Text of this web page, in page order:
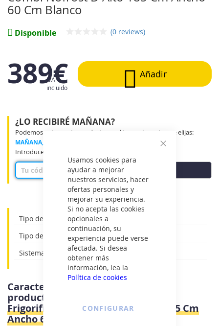
Usamos cookies para
ayudar a mejorar
nuestros servicios, hacer
ofertas personales y
mejorar su experiencia.
Si no acepta las cookies
opcionales a
continuación, su
experiencia puede verse
afectada. Si desea
obtener más
información, lea la
Política de cookies
CONFIGURAR
60 Cm Blanco
Disponible (0 reviews)
389€
IVA
incluido
Añadir
¿LO RECIBIRÉ MAÑANA?
Podemos entregar tu producto en el tramo horario que elijas:
MAÑANA, MEDIO DÍA o TARDE
Introduce tu código postal para ver disponibilidad
Tipo de instalación: Instalación libre
Tipo de frigorífico: Combinado
Sistema de refrigeración: Total No Frost
galería
de
Características e información del
producto
Frigorifico Combi Nofrost D Alto 185 Cm
Ancho 60 Cm Blanco